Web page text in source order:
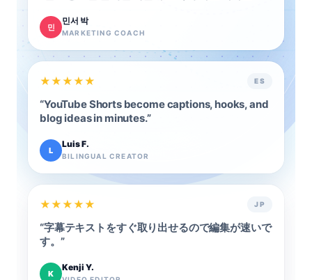
민
민서 박
MARKETING COACH
★★★★★ ES
“YouTube Shorts become captions, hooks, and
blog ideas in minutes.”
L
Luis F.
BILINGUAL CREATOR
★★★★★ JP
“字幕テキストをすぐ取り出せるので編集が速いで
す。 ”
K
Kenji Y.